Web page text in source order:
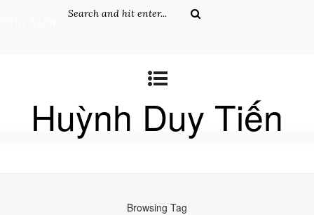
Huỳnh Duy Tiến
Browsing Tag